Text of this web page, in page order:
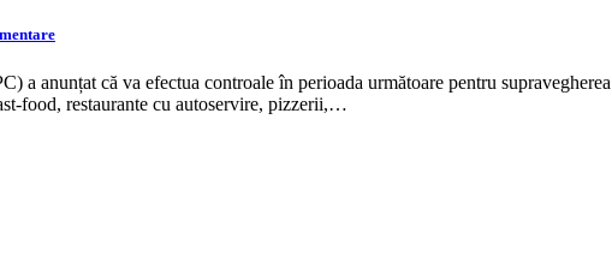
a anunțat că va efectua controale în perioada următoare pentru supravegherea
food, restaurante cu autoservire, pizzerii,…